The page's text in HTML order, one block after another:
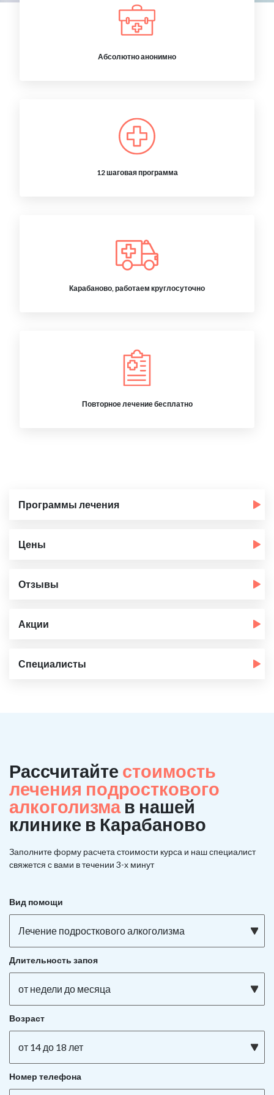
Абсолютно анонимно
12 шаговая программа
Карабаново, работаем круглосуточно
Повторное лечение бесплатно
Программы лечения
Цены
Отзывы
Акции
Специалисты
Рассчитайте стоимость
лечения подросткового
алкоголизмав нашей
клинике в Карабаново
Заполните форму расчета стоимости курса и наш специалист
свяжется с вами в течении 3-х минут
Вид помощи
Лечение подросткового алкоголизма
Длительность запоя
от недели до месяца
Возраст
от 14 до 18 лет
Номер телефона